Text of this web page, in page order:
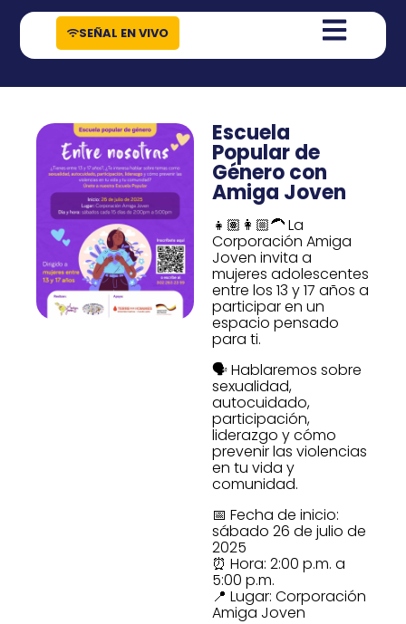
contenido
SEÑAL EN VIVO
Escuela
Popular de
Género con
Amiga Joven
👧🏽👩🏼‍🦱 La
Corporación Amiga
Joven invita a
mujeres adolescentes
entre los 13 y 17 años a
participar en un
espacio pensado
para ti.
🗣️ Hablaremos sobre
sexualidad,
autocuidado,
participación,
liderazgo y cómo
prevenir las violencias
en tu vida y
comunidad.
📅 Fecha de inicio:
sábado 26 de julio de
2025
⏰ Hora: 2:00 p.m. a
5:00 p.m.
📍 Lugar: Corporación
Amiga Joven